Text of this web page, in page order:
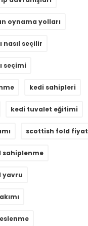
oynama yolları
nasıl seçilir
seçimi
kedi sahipleri
kedi tuvalet eğitimi
scottish fold fiyat
sahiplenme
yavru